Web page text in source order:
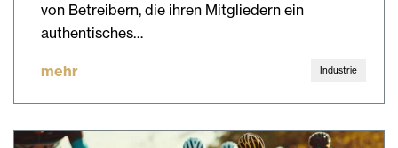
von Betreibern, die ihren Mitgliedern ein
authentisches…
mehr Industrie